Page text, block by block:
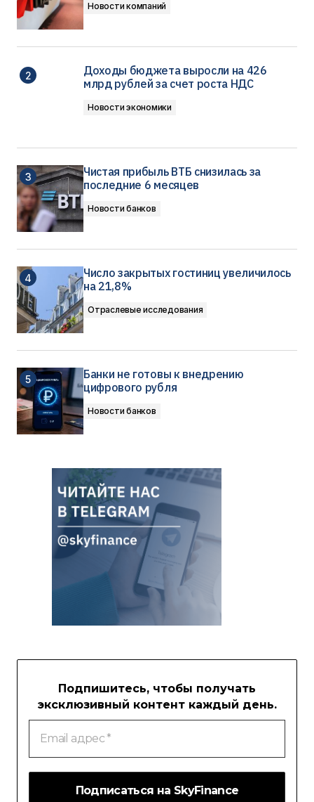
Новости компаний
Доходы бюджета выросли на 426
млрд рублей за счет роста НДС
Новости экономики
Чистая прибыль ВТБ снизилась за
последние 6 месяцев
Новости банков
Число закрытых гостиниц увеличилось
на 21,8%
Отраслевые исследования
Банки не готовы к внедрению
цифрового рубля
Новости банков
Подпишитесь, чтобы получать
эксклюзивный контент каждый день.
Email
адрес